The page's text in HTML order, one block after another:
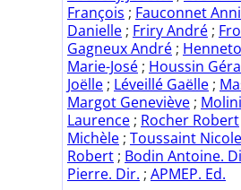
François ; Fauconnet
Danielle ; Friry André ;
Gagneux André ;
Marie-José ; Houssin
Joëlle ; Léveillé Gaëlle ;
Margot Geneviève ;
Laurence ; Rocher Robert
Michèle ; Toussaint Nicole
Robert ; Bodin Antoine.
Pierre. Dir. ; APMEP. Ed.